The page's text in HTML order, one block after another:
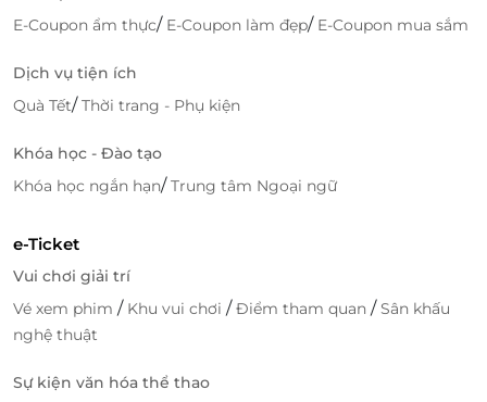
E-Coupon ẩm thực/ E-Coupon làm đẹp/ E-Coupon mua sắm
Dịch vụ tiện ích
Quà Tết/Thời trang - Phụ kiện
Khóa học - Đào tạo
Khóa học ngắn hạn/Trung tâm Ngoại ngữ
e-Ticket
Vui chơi giải trí
Vé xem phim / Khu vui chơi /Điểm tham quan /Sân khấu
nghệ thuật
Sự kiện văn hóa thể thao